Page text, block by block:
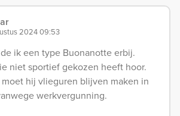
2024 09:53
ik een type Buonanotte erbij.
niet sportief gekozen heeft hoor.
hij vlieguren blijven maken in
werkvergunning.